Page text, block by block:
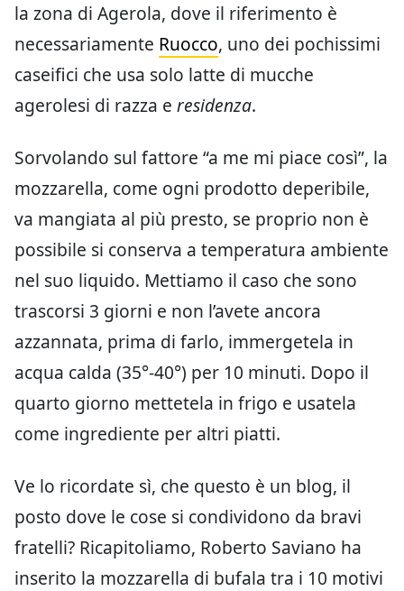
la zona di Agerola, dove il riferimento è
necessariamente Ruocco, uno dei pochissimi
caseifici che usa solo latte di mucche
agerolesi di razza e residenza.
Sorvolando sul fattore “a me mi piace così”, la
mozzarella, come ogni prodotto deperibile,
va mangiata al più presto, se proprio non è
possibile si conserva a temperatura ambiente
nel suo liquido. Mettiamo il caso che sono
trascorsi 3 giorni e non l’avete ancora
azzannata, prima di farlo, immergetela in
acqua calda (35°-40°) per 10 minuti. Dopo il
quarto giorno mettetela in frigo e usatela
come ingrediente per altri piatti.
Ve lo ricordate sì, che questo è un blog, il
posto dove le cose si condividono da bravi
fratelli? Ricapitoliamo, Roberto Saviano ha
inserito la mozzarella di bufala tra i 10 motivi